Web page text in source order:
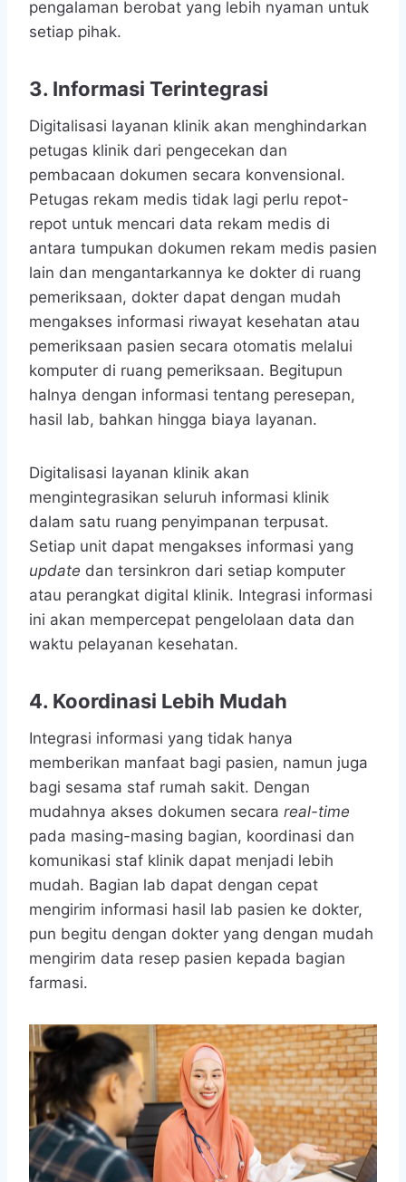
pengalaman berobat yang lebih nyaman untuk
setiap pihak.
3. Informasi Terintegrasi
Digitalisasi layanan klinik akan menghindarkan
petugas klinik dari pengecekan dan
pembacaan dokumen secara konvensional.
Petugas rekam medis tidak lagi perlu repot-
repot untuk mencari data rekam medis di
antara tumpukan dokumen rekam medis pasien
lain dan mengantarkannya ke dokter di ruang
pemeriksaan, dokter dapat dengan mudah
mengakses informasi riwayat kesehatan atau
pemeriksaan pasien secara otomatis melalui
komputer di ruang pemeriksaan. Begitupun
halnya dengan informasi tentang peresepan,
hasil lab, bahkan hingga biaya layanan.
Digitalisasi layanan klinik akan
mengintegrasikan seluruh informasi klinik
dalam satu ruang penyimpanan terpusat.
Setiap unit dapat mengakses informasi yang
update dan tersinkron dari setiap komputer
atau perangkat digital klinik. Integrasi informasi
ini akan mempercepat pengelolaan data dan
waktu pelayanan kesehatan.
4. Koordinasi Lebih Mudah
Integrasi informasi yang tidak hanya
memberikan manfaat bagi pasien, namun juga
bagi sesama staf rumah sakit. Dengan
mudahnya akses dokumen secara real-time
pada masing-masing bagian, koordinasi dan
komunikasi staf klinik dapat menjadi lebih
mudah. Bagian lab dapat dengan cepat
mengirim informasi hasil lab pasien ke dokter,
pun begitu dengan dokter yang dengan mudah
mengirim data resep pasien kepada bagian
farmasi.